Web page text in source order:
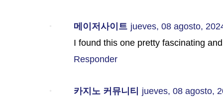
메이저사이트 jueves, 08 agosto,
I found this one pretty fascinating
Responder
카지노 커뮤니티 jueves, 08 agosto,